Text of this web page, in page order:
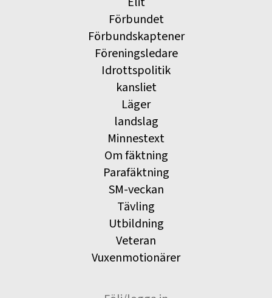
Förbundet
Förbundskaptener
Föreningsledare
Idrottspolitik
kansliet
Läger
landslag
Minnestext
Om fäktning
Parafäktning
SM-veckan
Tävling
Utbildning
Veteran
Vuxenmotionärer